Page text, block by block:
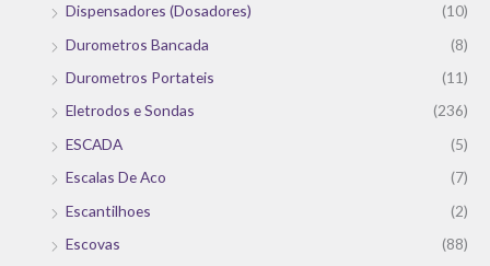
Dispensadores (Dosadores)
(10)
Durometros Bancada
(8)
Durometros Portateis
(11)
Eletrodos e Sondas
(236)
ESCADA
(5)
Escalas De Aco
(7)
Escantilhoes
(2)
Escovas
(88)